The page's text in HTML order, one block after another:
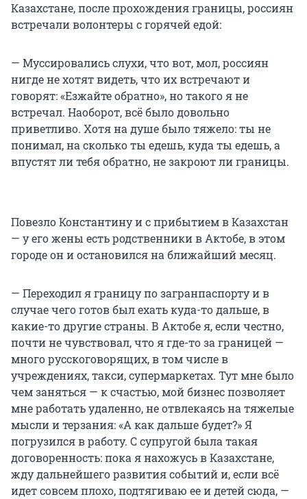
Казахстане, после прохождения границы, россиян
встречали волонтеры с горячей едой:
— Муссировались слухи, что вот, мол, россиян
нигде не хотят видеть, что их встречают и
говорят: «Езжайте обратно», но такого я не
встречал. Наоборот, всё было довольно
приветливо. Хотя на душе было тяжело: ты не
понимал, на сколько ты едешь, куда ты едешь, а
впустят ли тебя обратно, не закроют ли границы.
Повезло Константину и с прибытием в Казахстан
— у его жены есть родственники в Актобе, в этом
городе он и остановился на ближайший месяц.
— Переходил я границу по загранпаспорту и в
случае чего готов был ехать куда-то дальше, в
какие-то другие страны. В Актобе я, если честно,
почти не чувствовал, что я где-то за границей —
много русскоговорящих, в том числе в
учреждениях, такси, супермаркетах. Тут мне было
чем заняться — к счастью, мой бизнес позволяет
мне работать удаленно, не отвлекаясь на тяжелые
мысли и терзания: «А как дальше будет?» Я
погрузился в работу. С супругой была такая
договоренность: пока я нахожусь в Казахстане,
жду дальнейшего развития событий и, если всё
идет совсем плохо, подтягиваю ее и детей сюда, —